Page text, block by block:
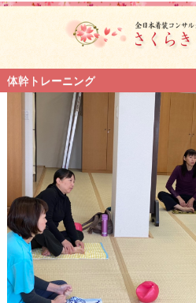
体幹トレーニング